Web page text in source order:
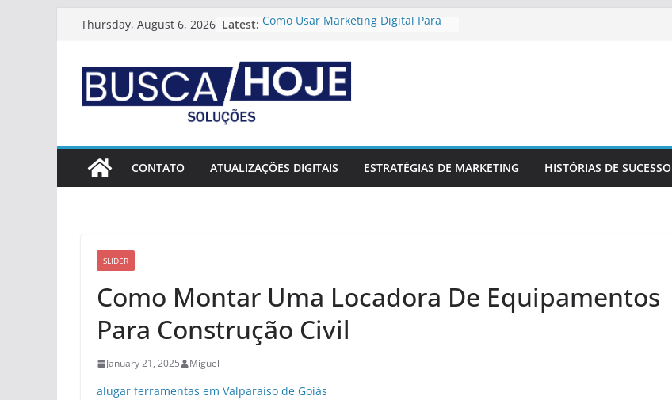
content
Thursday, August 6, 2026 Latest: Como Usar Marketing Digital Para
Criar Vantagem Competitiva
Duradoura
Como Estruturar Uma Presença
Aumentar O Valor Da Sua Marca
Estratégias Para Criar
CONTATO ATUALIZAÇÕES DIGITAIS ESTRATÉGIAS DE MARKETING HISTÓRIAS DE SUCESSO
SLIDER
Como Montar Uma Locadora De Equipamentos
Para Construção Civil
January 21, 2025 Miguel
alugar ferramentas em Valparaíso de Goiás